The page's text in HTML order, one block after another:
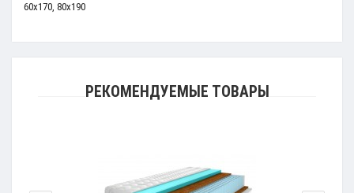
60x170, 80x190
РЕКОМЕНДУЕМЫЕ ТОВАРЫ